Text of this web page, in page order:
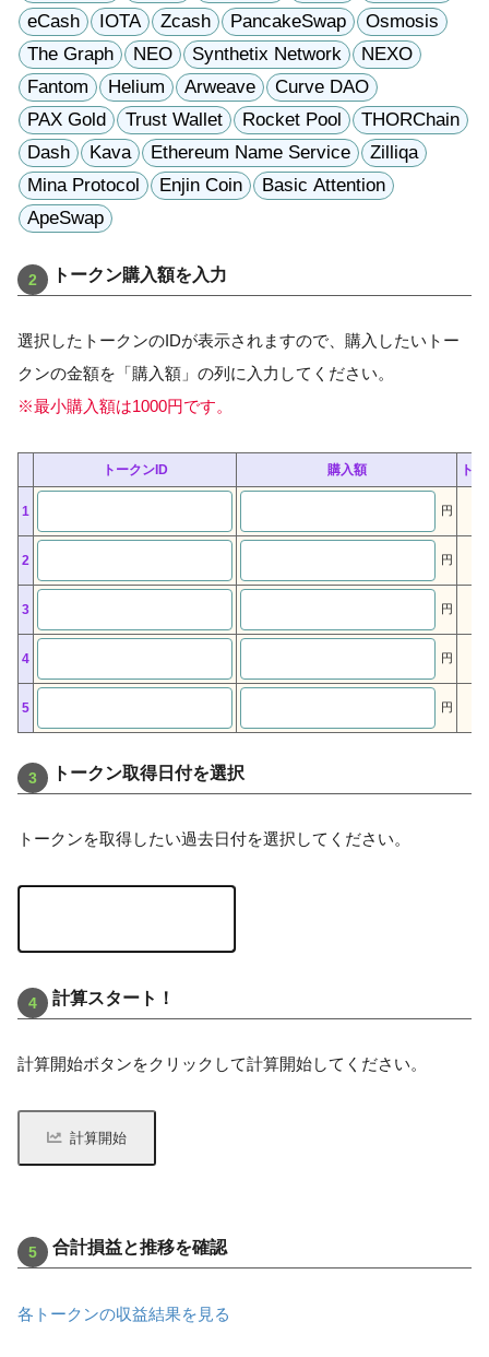
eCash
IOTA Zcash PancakeSwap
Osmosis
The Graph
NEO Synthetix Network
NEXO
Fantom
Helium Arweave
Curve DAO
PAX Gold
Trust Wallet Rocket Pool
THORChain
Dash
Kava Ethereum Name Service
Zilliqa
Mina Protocol
Enjin Coin
Basic Attention
ApeSwap
トークン購入額を入力
選択したトークンのIDが表示されますので、購入したいトー
クンの金額を「購入額」の列に入力してください。
※最小購入額は1000円です。
トークンID 購入額 ト
1 円
2 円
3 円
4 円
5 円
トークン取得日付を選択
トークンを取得したい過去日付を選択してください。
計算スタート！
計算開始ボタンをクリックして計算開始してください。
計算開始
合計損益と推移を確認
各トークンの収益結果を見る